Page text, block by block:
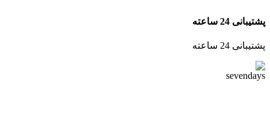
پشتیبانی 24 ساعته
پشتیبانی 24 ساعته